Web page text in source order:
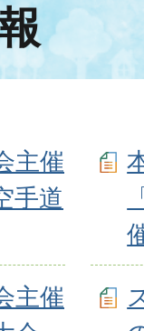
主催
手道
主催